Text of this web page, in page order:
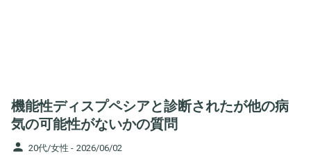
機能性ディスプペシアと診断されたが他の病
気の可能性がないかの質問
person 20代/女性 - 2026/06/02